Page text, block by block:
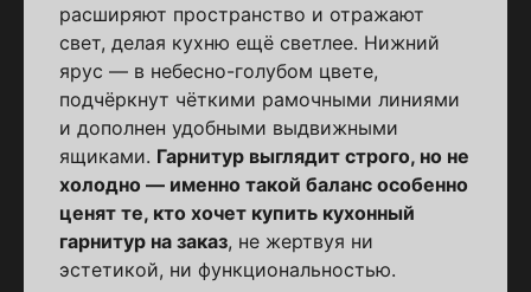
расширяют пространство и отражают
свет, делая кухню ещё светлее. Нижний
ярус — в небесно-голубом цвете,
подчёркнут чёткими рамочными линиями
и дополнен удобными выдвижными
ящиками. Гарнитур выглядит строго, но не
холодно — именно такой баланс особенно
ценят те, кто хочет купить кухонный
гарнитур на заказ, не жертвуя ни
эстетикой, ни функциональностью.